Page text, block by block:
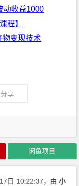
动收益1000
程】
物变现技术
分享
闲鱼项目
日 10:22:37，由小